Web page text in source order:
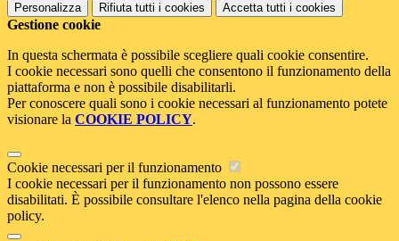
Personalizza Rifiuta tutti i cookies Accetta tutti i cookies
Gestione cookie
In questa schermata è possibile scegliere quali cookie consentire.
I cookie necessari sono quelli che consentono il funzionamento della
piattaforma e non è possibile disabilitarli.
Per conoscere quali sono i cookie necessari al funzionamento potete
visionare la COOKIE POLICY.
Cookie necessari per il funzionamento
I cookie necessari per il funzionamento non possono essere
disabilitati. È possibile consultare l'elenco nella pagina della cookie
policy.